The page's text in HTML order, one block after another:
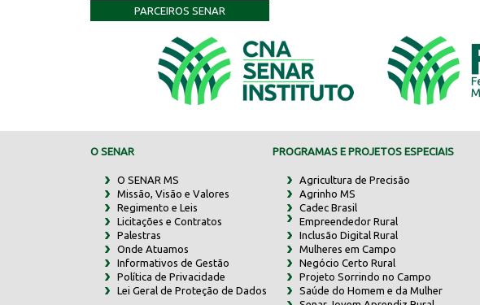
PARCEIROS SENAR
O SENAR
O SENAR MS
Missão, Visão e Valores
Regimento e Leis
Licitações e Contratos
Palestras
Onde Atuamos
Informativos de Gestão
Política de Privacidade
Lei Geral de Proteção de Dados
PROGRAMAS E PROJETOS ESPECIAIS
Agricultura de Precisão
Agrinho MS
Cadec Brasil
Empreendedor Rural
Inclusão Digital Rural
Mulheres em Campo
Negócio Certo Rural
Projeto Sorrindo no Campo
Saúde do Homem e da Mulher